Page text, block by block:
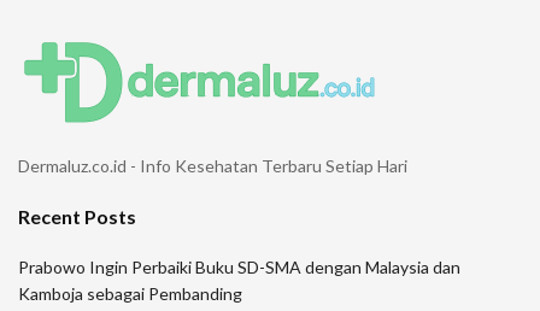
Dermaluz.co.id - Info Kesehatan Terbaru Setiap Hari
Recent Posts
Prabowo Ingin Perbaiki Buku SD-SMA dengan Malaysia dan
Kamboja sebagai Pembanding